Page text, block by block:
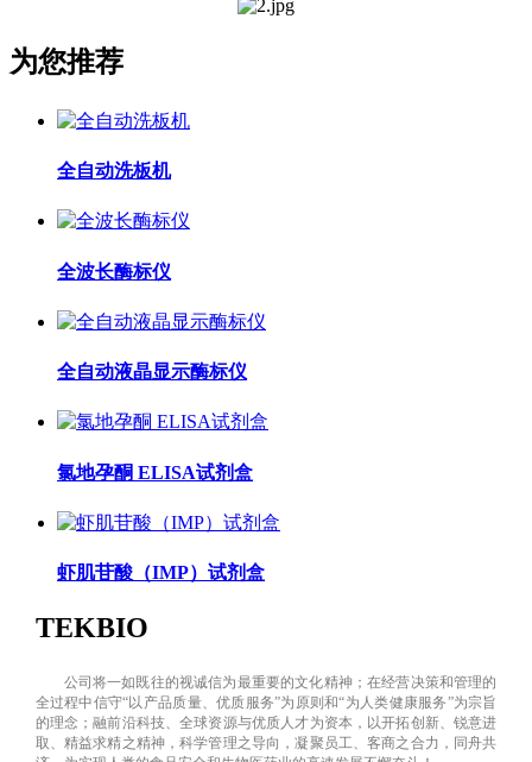
为您推荐
全自动洗板机
全波长酶标仪
全自动液晶显示酶标仪
氯地孕酮 ELISA试剂盒
虾肌苷酸（IMP）试剂盒
TEKBIO
公司将一如既往的视诚信为最重要的文化精神；在经营决策和管理的
全过程中信守“以产品质量、优质服务”为原则和“为人类健康服务”为宗旨
的理念；融前沿科技、全球资源与优质人才为资本，以开拓创新、锐意进
取、精益求精之精神，科学管理之导向，凝聚员工、客商之合力，同舟共